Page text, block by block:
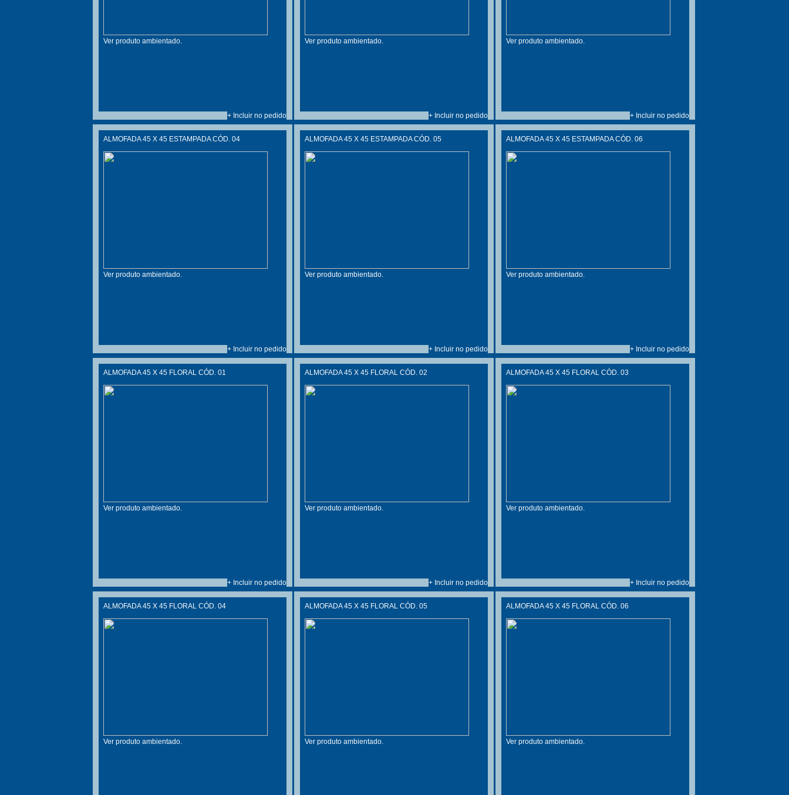
Ver produto ambientado.
+ Incluir no pedido
Ver produto ambientado.
+ Incluir no pedido
Ver produto ambientado.
+ Incluir no pedido
ALMOFADA 45 X 45 ESTAMPADA CÓD. 04
Ver produto ambientado.
+ Incluir no pedido
ALMOFADA 45 X 45 ESTAMPADA CÓD. 05
Ver produto ambientado.
+ Incluir no pedido
ALMOFADA 45 X 45 ESTAMPADA CÓD. 06
Ver produto ambientado.
+ Incluir no pedido
ALMOFADA 45 X 45 FLORAL CÓD. 01
Ver produto ambientado.
+ Incluir no pedido
ALMOFADA 45 X 45 FLORAL CÓD. 02
Ver produto ambientado.
+ Incluir no pedido
ALMOFADA 45 X 45 FLORAL CÓD. 03
Ver produto ambientado.
+ Incluir no pedido
ALMOFADA 45 X 45 FLORAL CÓD. 04
Ver produto ambientado.
ALMOFADA 45 X 45 FLORAL CÓD. 05
Ver produto ambientado.
ALMOFADA 45 X 45 FLORAL CÓD. 06
Ver produto ambientado.